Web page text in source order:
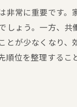
常に重要です
ょう。一方、
が少なくなり
位を整理するこ